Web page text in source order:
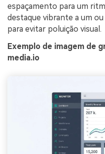
espaçamento para um
destaque vibrante a um
para evitar poluição visual.
Exemplo de imagem de
media.io